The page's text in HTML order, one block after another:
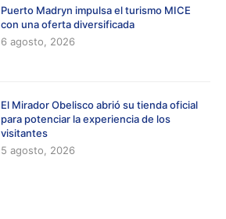
Puerto Madryn impulsa el turismo MICE
con una oferta diversificada
6 agosto, 2026
El Mirador Obelisco abrió su tienda oficial
para potenciar la experiencia de los
visitantes
5 agosto, 2026